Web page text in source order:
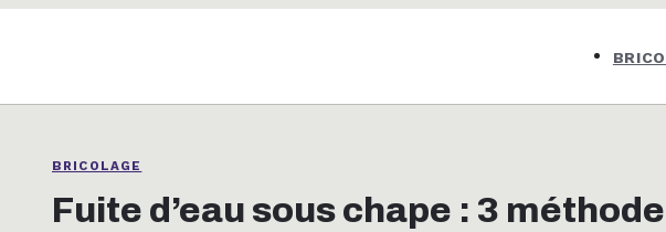
BRICOLAGE
Fuite d’eau sous chape : 3